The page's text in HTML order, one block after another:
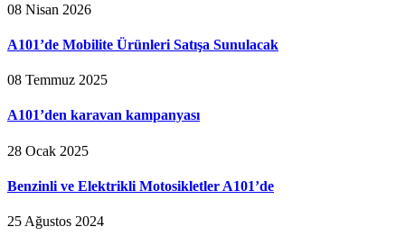
08 Nisan 2026
A101’de Mobilite Ürünleri Satışa Sunulacak
08 Temmuz 2025
A101’den karavan kampanyası
28 Ocak 2025
Benzinli ve Elektrikli Motosikletler A101’de
25 Ağustos 2024